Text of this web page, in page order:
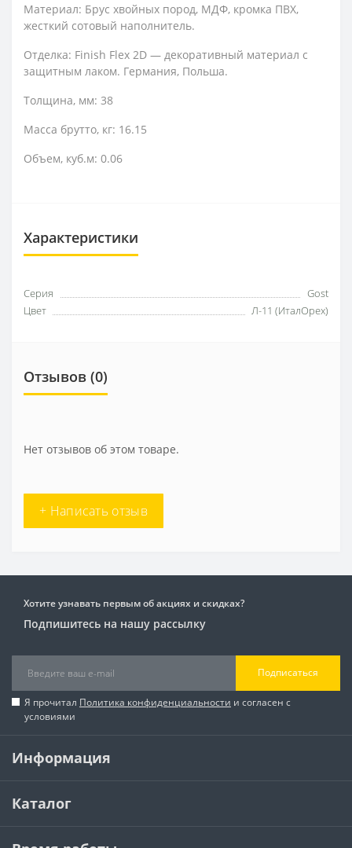
Материал: Брус хвойных пород, МДФ, кромка ПВХ,
жесткий сотовый наполнитель.
Отделка: Finish Flex 2D — декоративный материал с
защитным лаком. Германия, Польша.
Толщина, мм: 38
Масса брутто, кг: 16.15
Объем, куб.м: 0.06
Характеристики
Серия
Gost
Цвет
Л-11 (ИталОрех)
Отзывов (0)
Нет отзывов об этом товаре.
+ Написать отзыв
Хотите узнавать первым об акциях и скидках?
Подпишитесь на нашу рассылку
Подписаться
Я прочитал Политика конфиденциальности и согласен с
условиями
Информация
Каталог